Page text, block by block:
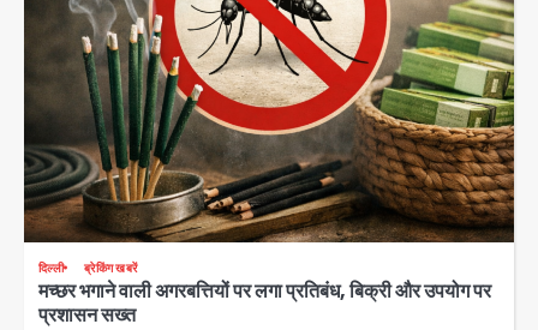
दिल्ली ब्रेकिंग खबरें
मच्छर भगाने वाली अगरबत्तियों पर लगा प्रतिबंध, बिक्री और उपयोग पर
प्रशासन सख्त
Parshvanath Building
Shooting: सिक्योरिटी गार्ड की गोली से 17
वर्षीय किशोर की मौत
Avinash Kumar
4
Air India Phuket Delhi flight:
कैप्टन का डोप टेस्ट पॉजिटिव, 17 घायल;
DGCA जांच जारी
Avinash Kumar
Baramati Airport Plane Crash: